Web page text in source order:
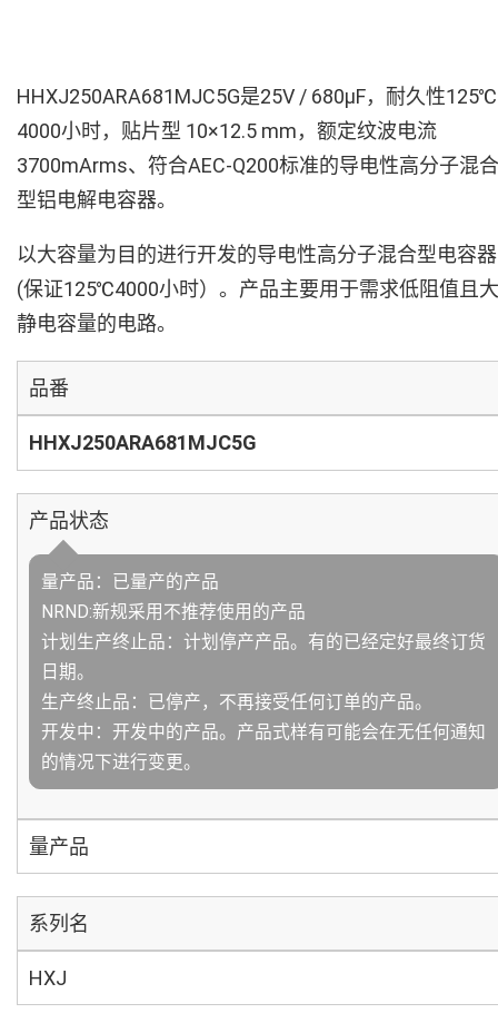
HHXJ250ARA681MJC5G是25V / 680µF，耐久性125℃
4000小时，贴片型 10×12.5 mm，额定纹波电流
3700mArms、符合AEC-Q200标准的导电性高分子混合
型铝电解电容器。
以大容量为目的进行开发的导电性高分子混合型电容器
(保证125℃4000小时）。产品主要用于需求低阻值且大
静电容量的电路。
品番
HHXJ250ARA681MJC5G
产品状态
量产品：已量产的产品
NRND:新规采用不推荐使用的产品
计划生产终止品：计划停产产品。有的已经定好最终订货
日期。
生产终止品：已停产，不再接受任何订单的产品。
开发中：开发中的产品。产品式样有可能会在无任何通知
的情况下进行变更。
量产品
系列名
HXJ